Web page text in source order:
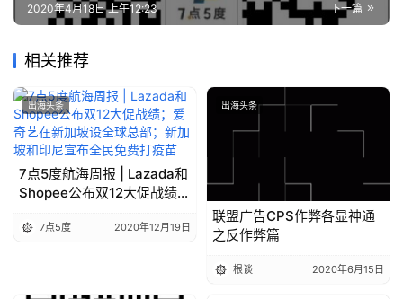
下一篇
2020年4月18日 上午12:23
相关推荐
出海头条
7点5度航海周报 | Lazada和
Shopee公布双12大促战绩；
部；新加坡和印尼宣布全民
7点5度 2020年12月19日
出海头条
联盟广告CPS作弊各显神通
之反作弊篇
根谈 2020年6月15日